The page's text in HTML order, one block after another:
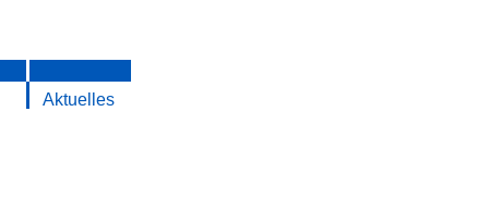
Aktuelles